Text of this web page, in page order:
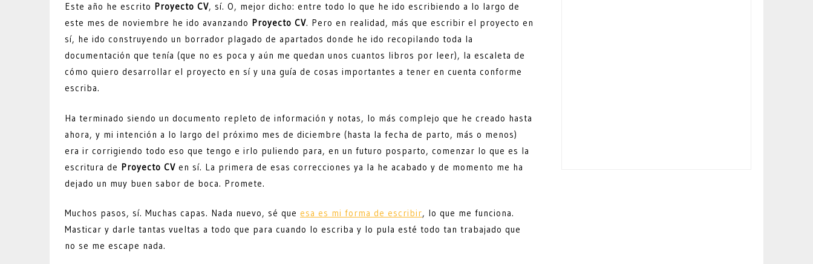
Este año he escrito Proyecto CV, sí. O, mejor dicho: entre todo lo que he ido escribiendo a lo largo de
este mes de noviembre he ido avanzando Proyecto CV. Pero en realidad, más que escribir el proyecto en
sí, he ido construyendo un borrador plagado de apartados donde he ido recopilando toda la
documentación que tenía (que no es poca y aún me quedan unos cuantos libros por leer), la escaleta de
cómo quiero desarrollar el proyecto en sí y una guía de cosas importantes a tener en cuenta conforme
escriba.
Ha terminado siendo un documento repleto de información y notas, lo más complejo que he creado hasta
ahora, y mi intención a lo largo del próximo mes de diciembre (hasta la fecha de parto, más o menos)
era ir corrigiendo todo eso que tengo e irlo puliendo para, en un futuro posparto, comenzar lo que es la
escritura de Proyecto CV en sí. La primera de esas correcciones ya la he acabado y de momento me ha
dejado un muy buen sabor de boca. Promete.
Muchos pasos, sí. Muchas capas. Nada nuevo, sé que esa es mi forma de escribir, lo que me funciona.
Masticar y darle tantas vueltas a todo que para cuando lo escriba y lo pula esté todo tan trabajado que
no se me escape nada.